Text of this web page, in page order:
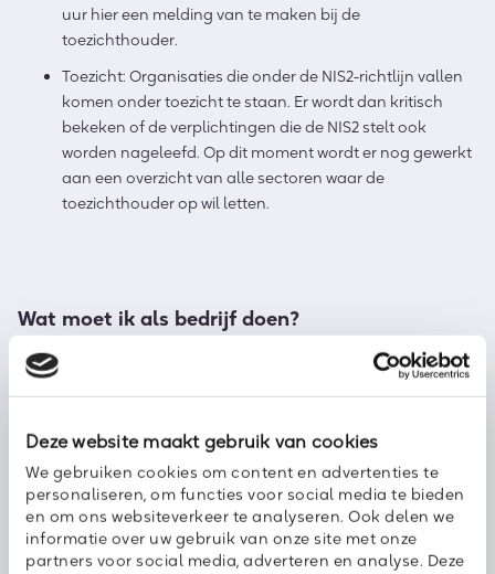
Deze website maakt gebruik van cookies
We gebruiken cookies om content en advertenties te
personaliseren, om functies voor social media te bieden
en om ons websiteverkeer te analyseren. Ook delen we
informatie over uw gebruik van onze site met onze
partners voor social media, adverteren en analyse. Deze
uur hier een melding van te maken bij de
toezichthouder.
Toezicht: Organisaties die onder de NIS2-richtlijn vallen
komen onder toezicht te staan. Er wordt dan kritisch
bekeken of de verplichtingen die de NIS2 stelt ook
worden nageleefd. Op dit moment wordt er nog gewerkt
aan een overzicht van alle sectoren waar de
toezichthouder op wil letten.
Wat moet ik als bedrijf doen?
Op dit moment wordt er nog hard gewerkt om alles rondom de
wetgeving in- en overzichtelijk te maken. Tot eind 2024 hebben
nationale wetgeving op te nemen. Medio zomer 2023 kunnen
bedrijven, burgers en ook overheidsinstellingen commentaar,
feedback en kritiek geven op de wet- en regelgeving die op dat
moment wordt uitgewerkt. Dit klinkt wellicht nog wazig, maar
volgens het Nationaal Cyber Security Centrum (NCSC) is pas
daarna meer bekend voor organisaties. Vragen kunnen voor
die tijd altijd bij deze instantie worden neergelegd.